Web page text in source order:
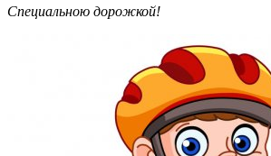
Специальною дорожкой!